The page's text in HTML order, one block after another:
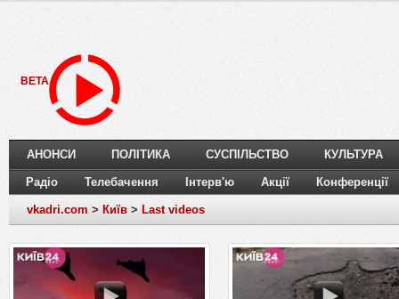
BETA
АНОНСИ ПОЛІТИКА СУСПІЛЬСТВО КУЛЬТУРА
Радіо Телебачення Інтерв'ю Акції Конференції
vkadri.com > Київ > Last videos